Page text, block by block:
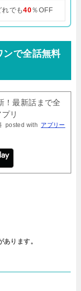
れでも40％OFF
ンで全話無料
！最新話まで全
リ
posted with アプリー
ります。